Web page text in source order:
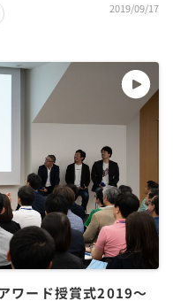
2019/09/17
ワード授賞式2019～